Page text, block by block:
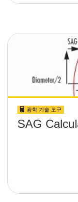
광학 기술 도구
SAG